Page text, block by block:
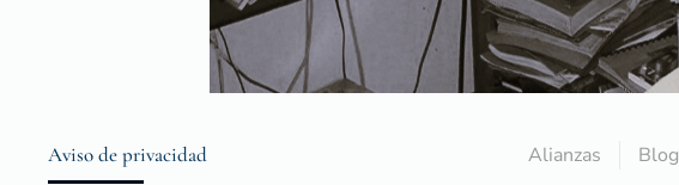
Aviso de privacidad Alianzas Blog